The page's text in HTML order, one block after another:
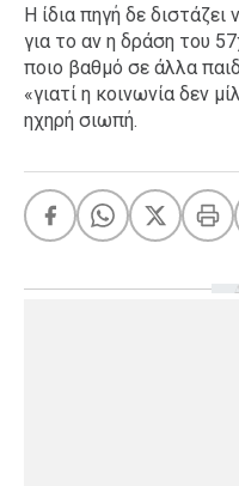
Η ίδια πηγή δε
για το αν η δράση του
ποιο βαθμό σε άλλα
«γιατί η κοινωνία δεν
ηχηρή σιωπή.